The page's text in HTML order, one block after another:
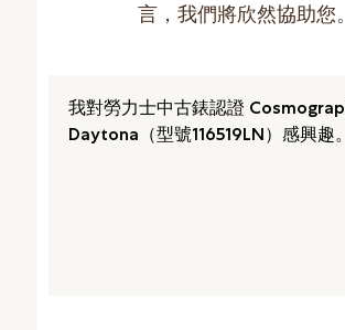
言，我們將欣然協助您。